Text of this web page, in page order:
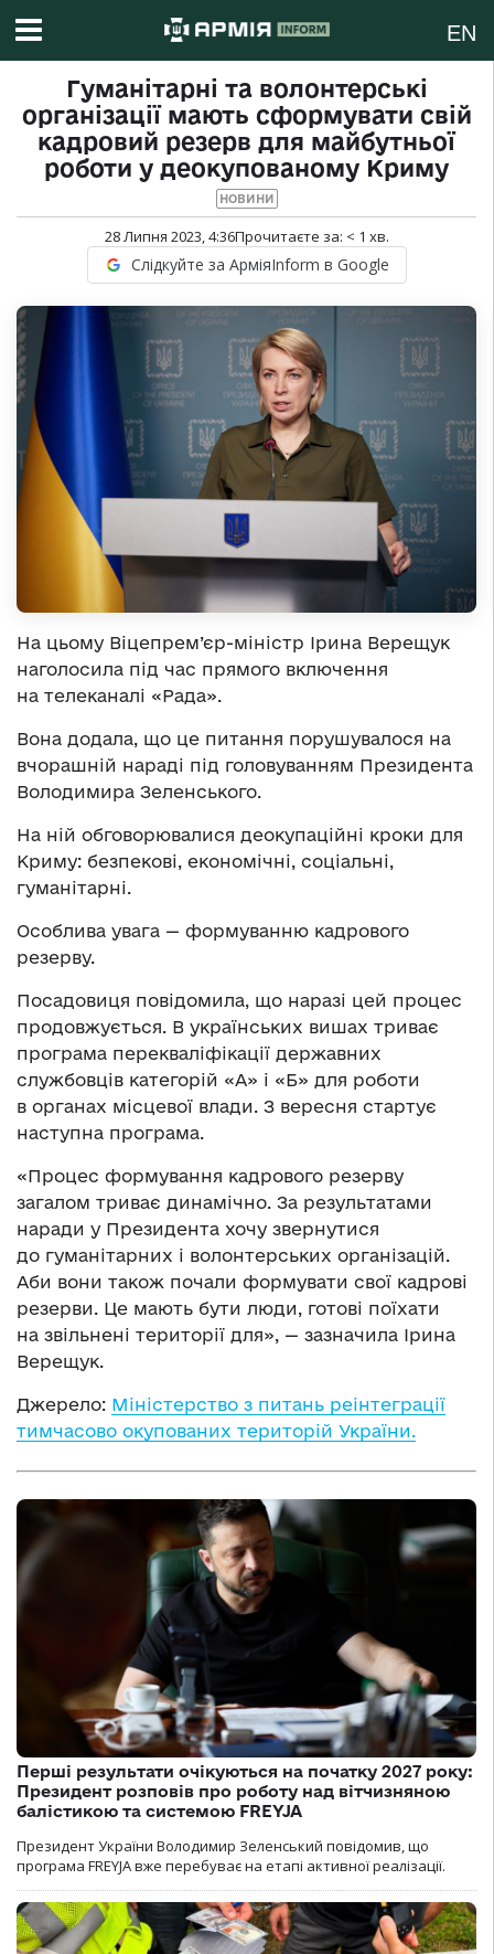
EN
Гуманітарні та волонтерські
організації мають сформувати свій
кадровий резерв для майбутньої
роботи у деокупованому Криму
НОВИНИ
28 Липня 2023, 4:36Прочитаєте за: < 1 хв.
Слідкуйте за АрміяInform в Google
На цьому Віцепрем’єр-міністр Ірина Верещук
наголосила під час прямого включення
на телеканалі «Рада».
Вона додала, що це питання порушувалося на
вчорашній нараді під головуванням Президента
Володимира Зеленського.
На ній обговорювалися деокупаційні кроки для
Криму: безпекові, економічні, соціальні,
гуманітарні.
Особлива увага — формуванню кадрового
резерву.
Посадовиця повідомила, що наразі цей процес
продовжується. В українських вишах триває
програма перекваліфікації державних
службовців категорій «А» і «Б» для роботи
в органах місцевої влади. З вересня стартує
наступна програма.
«Процес формування кадрового резерву
загалом триває динамічно. За результатами
наради у Президента хочу звернутися
до гуманітарних і волонтерських організацій.
Аби вони також почали формувати свої кадрові
резерви. Це мають бути люди, готові поїхати
на звільнені території для», — зазначила Ірина
Верещук.
Джерело: Міністерство з питань реінтеграції
тимчасово окупованих територій України.
Перші результати очікуються на початку 2027 року:
Президент розповів про роботу над вітчизняною
балістикою та системою FREYJA
Президент України Володимир Зеленський повідомив, що
програма FREYJA вже перебуває на етапі активної реалізації.